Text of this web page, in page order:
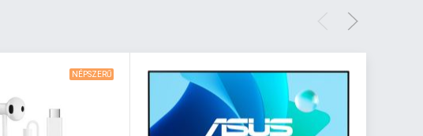
NÉPSZERŰ